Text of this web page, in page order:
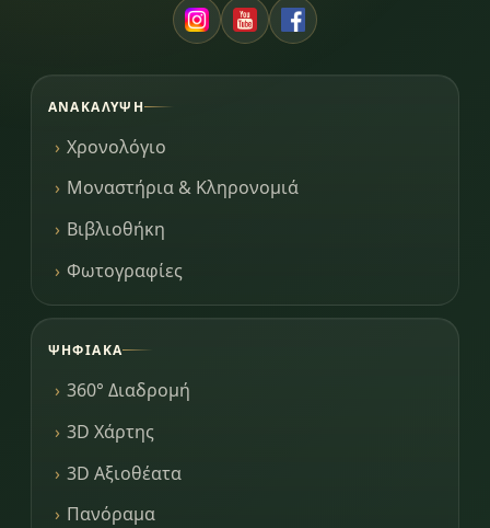
ΑΝΑΚΆΛΥΨΗ
Χρονολόγιο
Μοναστήρια & Κληρονομιά
Βιβλιοθήκη
Φωτογραφίες
ΨΗΦΙΑΚΆ
360° Διαδρομή
3D Χάρτης
3D Αξιοθέατα
Πανόραμα